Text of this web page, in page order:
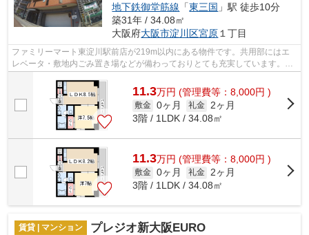
地下鉄御堂筋線 「東三国 」駅 徒歩10分
築31年 / 34.08㎡
大阪府大阪市淀川区宮原 １丁目
ファミリーマート東淀川駅前店が219m以内にある物件です。共用部にはエ
レベータ・敷地内ごみ置き場などが備わっておりとても充実しています。眺
望良好な物件はこちらです。夏場の電気...
11.3万円 (管理費等：8,000円 )
敷金 0ヶ月 礼金 2ヶ月
3階 / 1LDK / 34.08㎡
11.3万円 (管理費等：8,000円 )
敷金 0ヶ月 礼金 2ヶ月
3階 / 1LDK / 34.08㎡
賃貸 | マンション プレジオ新大阪EURO